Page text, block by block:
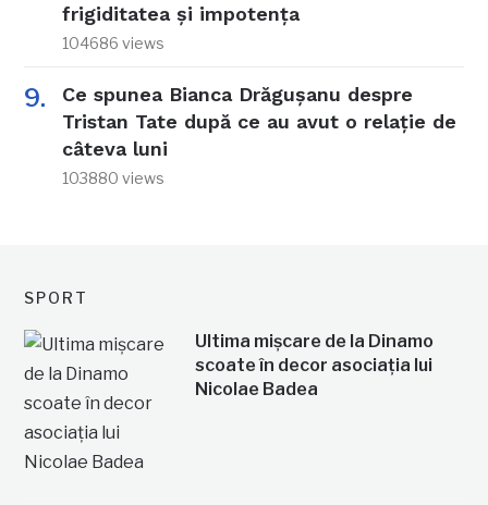
frigiditatea și impotența
104686 views
Ce spunea Bianca Drăgușanu despre
Tristan Tate după ce au avut o relație de
câteva luni
103880 views
SPORT
Ultima mișcare de la Dinamo
scoate în decor asociația lui
Nicolae Badea